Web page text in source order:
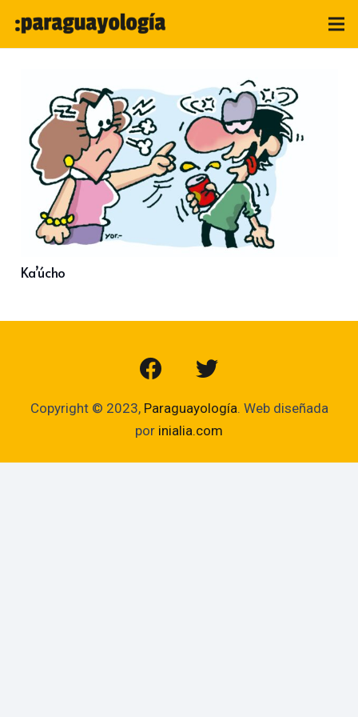
Ka’úcho
Copyright © 2023, Paraguayología. Web diseñada
por inialia.com